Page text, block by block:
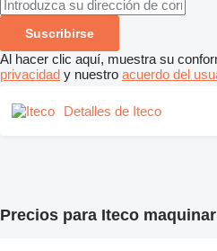
Suscribirse
Al hacer clic aquí, muestra su
privacidad y nuestro acuerdo del
Detalles de Iteco
Precios para Iteco